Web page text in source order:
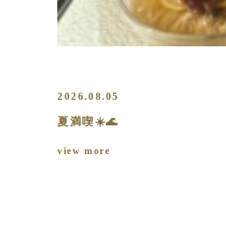
2026.08.05
夏満喫☀️🌊
view more